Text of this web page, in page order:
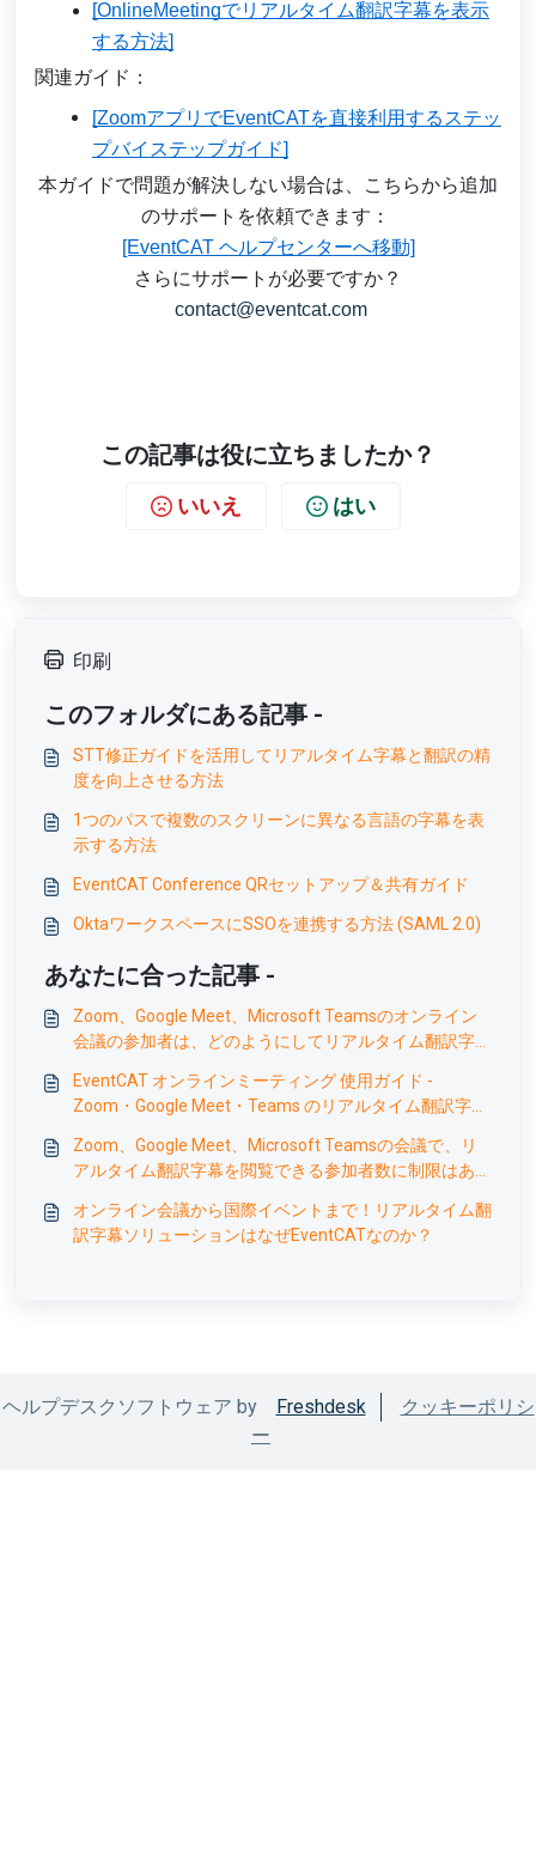
[OnlineMeetingでリアルタイム翻訳字幕を表示
する方法]
関連ガイド：
[ZoomアプリでEventCATを直接利用するステッ
プバイステップガイド]
本ガイドで問題が解決しない場合は、こちらから追加
のサポートを依頼できます：
[EventCAT ヘルプセンターへ移動]
さらにサポートが必要ですか？
contact@eventcat.com
この記事は役に立ちましたか？
いいえ はい
印刷
このフォルダにある記事 -
STT修正ガイドを活用してリアルタイム字幕と翻訳の精
度を向上させる方法
1つのパスで複数のスクリーンに異なる言語の字幕を表
示する方法
EventCAT Conference QRセットアップ＆共有ガイド
OktaワークスペースにSSOを連携する方法 (SAML 2.0)
あなたに合った記事 -
Zoom、Google Meet、Microsoft Teamsのオンライン
会議の参加者は、どのようにしてリアルタイム翻訳字幕
EventCAT オンラインミーティング 使用ガイド -
Zoom・Google Meet・Teams のリアルタイム翻訳字幕
Zoom、Google Meet、Microsoft Teamsの会議で、リ
アルタイム翻訳字幕を閲覧できる参加者数に制限はあり
オンライン会議から国際イベントまで！リアルタイム翻
訳字幕ソリューションはなぜEventCATなのか？
ヘルプデスクソフトウェア by Freshdesk
クッキーポリシ
ー